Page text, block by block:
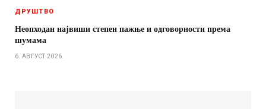
ДРУШТВО
Неопходан највиши степен пажње и одговорности према
шумама
6. АВГУСТ 2026.